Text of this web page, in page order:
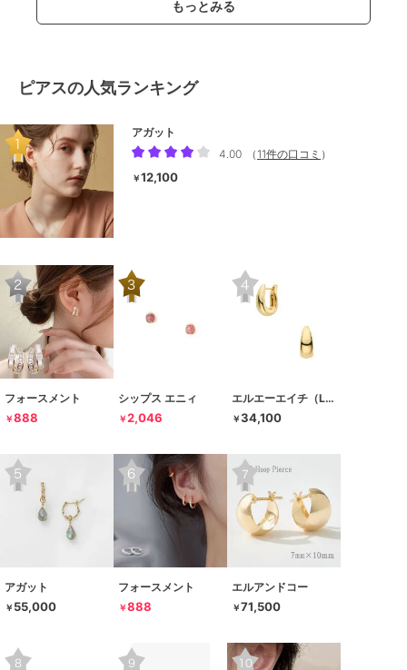
もっとみる
ピアスの人気ランキング
アガット
4.00
（ 11件の口コミ ）
￥12,100
フォースメント
￥888
シップス エニィ
￥2,046
エルエーエイチ（LAH）
￥34,100
アガット
￥ 55,000
フォースメント
￥888
エルアンドコー
￥71,500